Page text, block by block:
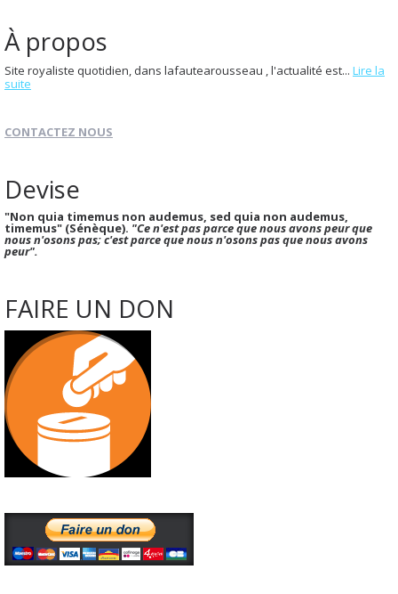
À propos
Site royaliste quotidien, dans lafautearousseau , l'actualité est... Lire la
suite
CONTACTEZ NOUS
Devise
"Non quia timemus non audemus, sed quia non audemus,
timemus" (Sénèque). "Ce n'est pas parce que nous avons peur que
nous n'osons pas; c'est parce que nous n'osons pas que nous avons
peur".
FAIRE UN DON